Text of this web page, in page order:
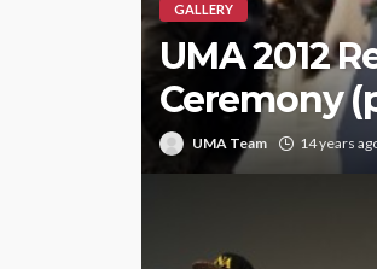
GALLERY
UMA 2012
Ceremony
UMA Team 14 years